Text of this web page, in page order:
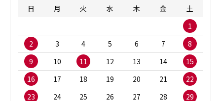
日
月 火 水 木 金
土
1
2
3 4 5 6 7
8
9
10 11 12 13 14
15
16
17 18 19 20 21
22
23
24 25 26 27 28
29